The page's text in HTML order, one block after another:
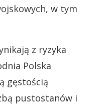
w tym
z ryzyka
Polska
gęstością
pustostanów i